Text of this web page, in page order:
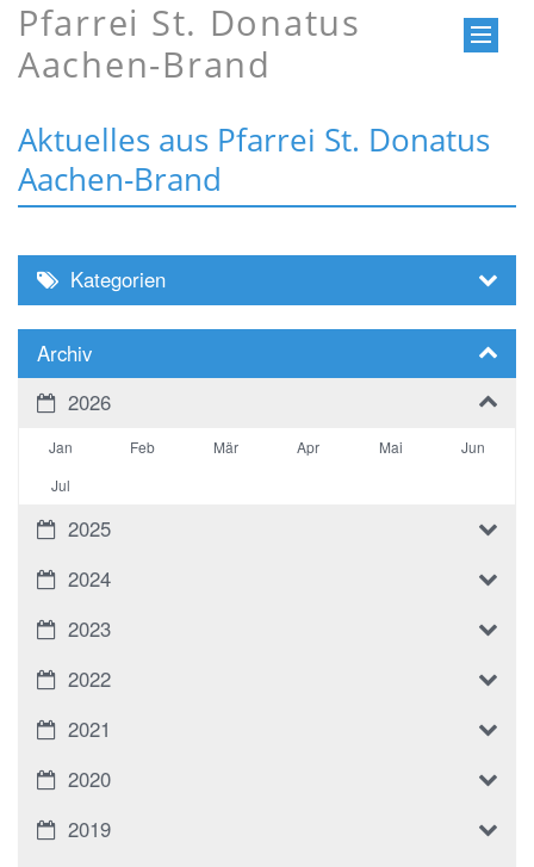
Pfarrei St. Donatus
Aachen-Brand
Aktuelles aus Pfarrei St. Donatus
Aachen-Brand
Kategorien
Archiv
2026
Jan Feb Mär Apr Mai
Jun
Jul
2025
2024
2023
2022
2021
2020
2019